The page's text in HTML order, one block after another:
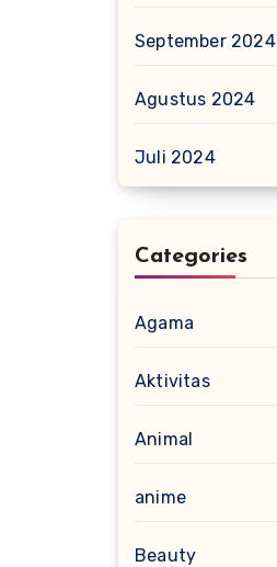
September 2024
Agustus 2024
Juli 2024
Categories
Agama
Aktivitas
Animal
anime
Beauty